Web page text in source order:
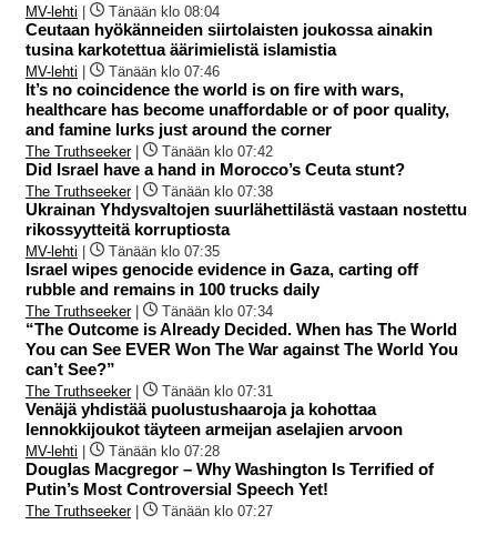
MV-lehti Tänään klo 08:04
Ceutaan hyökänneiden siirtolaisten joukossa ainakin
tusina karkotettua äärimielistä islamistia
MV-lehti Tänään klo 07:46
It’s no coincidence the world is on fire with wars,
healthcare has become unaffordable or of poor quality,
and famine lurks just around the corner
The Truthseeker| Tänään klo 07:42
Did Israel have a hand in Morocco’s Ceuta stunt?
The Truthseeker| Tänään klo 07:38
Ukrainan Yhdysvaltojen suurlähettilästä vastaan nostettu
rikossyytteitä korruptiosta
MV-lehti Tänään klo 07:35
Israel wipes genocide evidence in Gaza, carting off
rubble and remains in 100 trucks daily
The Truthseeker| Tänään klo 07:34
“The Outcome is Already Decided. When has The World
You can See EVER Won The War against The World You
can’t See?”
The Truthseeker| Tänään klo 07:31
Venäjä yhdistää puolustushaaroja ja kohottaa
lennokkijoukot täyteen armeijan aselajien arvoon
MV-lehti Tänään klo 07:28
Douglas Macgregor – Why Washington Is Terrified of
Putin’s Most Controversial Speech Yet!
The Truthseeker| Tänään klo 07:27